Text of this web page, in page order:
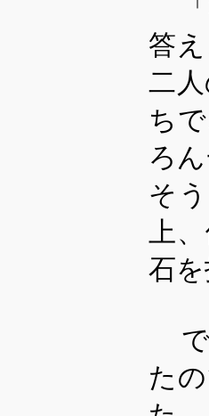
答
二
ち
ろ
そ
上
石
た